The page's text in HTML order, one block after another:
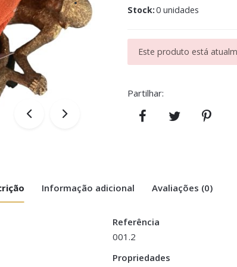
Stock:0 unidades
Este produto está
Partilhar:
Informação adicional Avaliações (0)
Referência
001.2
Propriedades